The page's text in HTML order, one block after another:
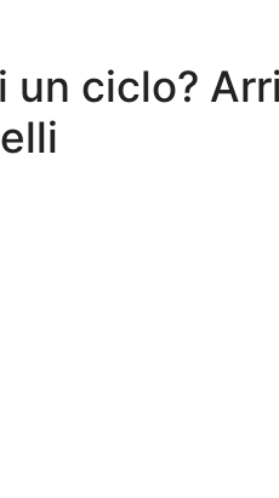
un ciclo?